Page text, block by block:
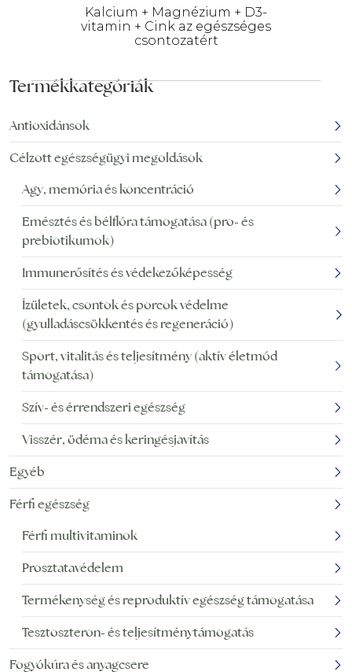
Kalcium + Magnézium + D3-
vitamin + Cink az egészséges
csontozatért
Termékkategóriák
Antioxidánsok
Célzott egészségügyi megoldások
Agy, memória és koncentráció
Emésztés és bélflóra támogatása (pro- és
prebiotikumok)
Immunerősítés és védekezőképesség
Ízületek, csontok és porcok védelme
(gyulladáscsökkentés és regeneráció)
Sport, vitalitás és teljesítmény (aktív életmód
támogatása)
Szív- és érrendszeri egészség
Visszér, ödéma és keringésjavítás
Egyéb
Férfi egészség
Férfi multivitaminok
Prosztatavédelem
Termékenység és reproduktív egészség támogatása
Tesztoszteron- és teljesítménytámogatás
Fogyókúra és anyagcsere